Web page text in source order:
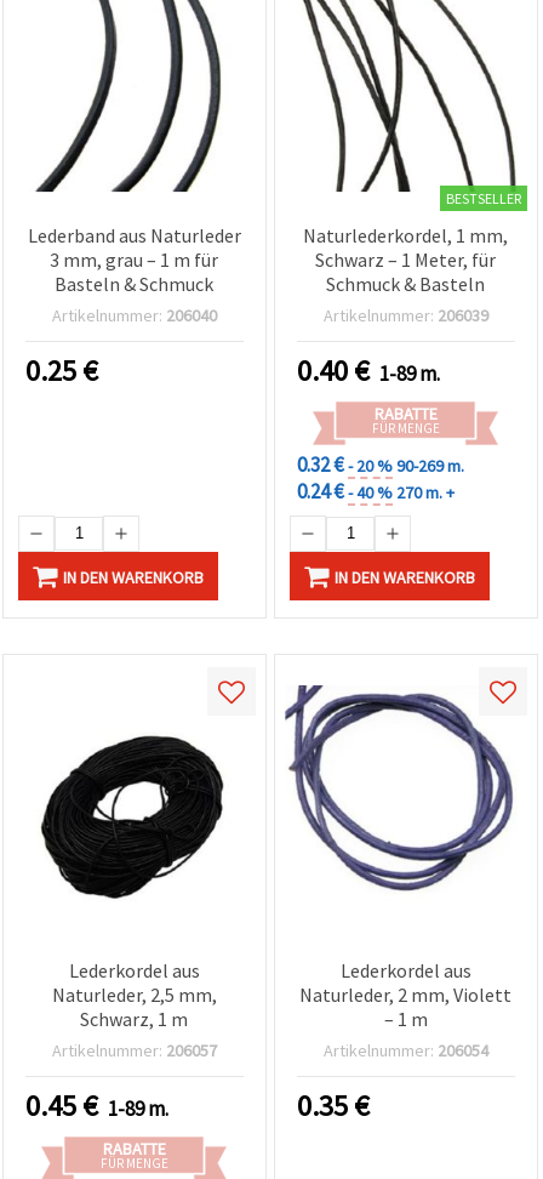
Lederband aus Naturleder
3 mm, grau – 1 m für
Basteln & Schmuck
Artikelnummer: 206040
0.25€
IN DEN WARENKORB
BESTSELLER
Naturlederkordel, 1 mm,
Schwarz – 1 Meter, für
Schmuck & Basteln
Artikelnummer: 206039
0.40€ 1-89 m.
RABATTE
FÜR MENGE
0.32 €- 20 %90-269 m.
0.24 €- 40 % 270 m. +
IN DEN WARENKORB
Lederkordel aus
Naturleder, 2,5 mm,
Schwarz, 1 m
Artikelnummer: 206057
0.45€ 1-89 m.
RABATTE
FÜR MENGE
Lederkordel aus
Naturleder, 2 mm, Violett
– 1 m
Artikelnummer: 206054
0.35€